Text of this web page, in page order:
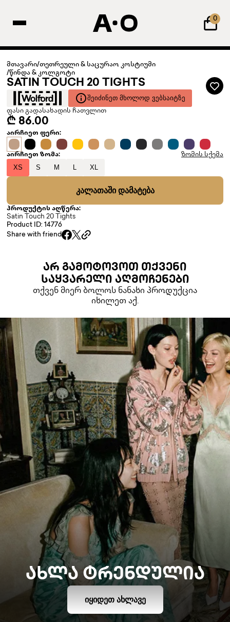
0
მთავარი/თეთრეული & საცურაო კოსტიუმი
/წინდა & კოლგოტი
SATIN TOUCH 20 TIGHTS
ᲨᲔᲘᲫᲘᲜᲔᲗ ᲛᲮᲝᲚᲝᲓ ᲕᲔᲑᲡᲐᲘᲢᲖᲔ
ფასი გადასახადის ჩათვლით
₾ 86.00
აირჩიეთ ფერი:
აირჩიეთ ზომა: ზომის სქემა
XS S M L XL
ᲙᲐᲚᲐᲗᲐᲨᲘ ᲓᲐᲛᲐᲢᲔᲑᲐ
პროდუქტის აღწერა:
Satin Touch 20 Tights
Product ID: 14776
Share with friend
ᲐᲠ ᲒᲐᲛᲝᲢᲝᲕᲝᲗ ᲗᲥᲕᲔᲜᲘ
ᲡᲐᲧᲕᲐᲠᲔᲚᲘ ᲐᲦᲛᲝᲩᲔᲜᲔᲑᲘ
თქვენ მიერ ბოლოს ნანახი პროდუქცია
იხილეთ აქ.
ᲐᲮᲚᲐ ᲢᲠᲔᲜᲓᲣᲚᲘᲐ
ᲘᲧᲘᲓᲔᲗ ᲐᲮᲚᲐᲕᲔ